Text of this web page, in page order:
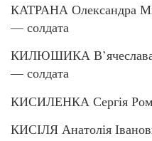
КАТРАНА Олександра
— солдата
КИЛЮШИКА В’ячеслава
— солдата
КИСИЛЕНКА Сергія
КИСІЛЯ Анатолія